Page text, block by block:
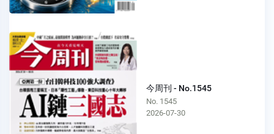
今周刊 - No.1545
No. 1545
2026-07-30